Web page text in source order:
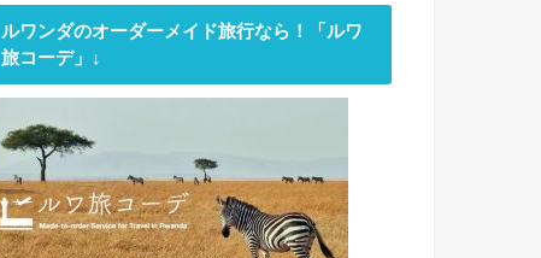
ルワンダのオーダーメイド旅行なら！「ルワ
旅コーデ」↓